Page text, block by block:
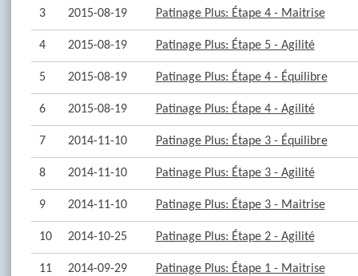
3 2015-08-19 Patinage Plus: Étape 4 - Maitrise
4 2015-08-19 Patinage Plus: Étape 5 - Agilité
5 2015-08-19 Patinage Plus: Étape 4 - Équilibre
6 2015-08-19 Patinage Plus: Étape 4 - Agilité
7 2014-11-10 Patinage Plus: Étape 3 - Équilibre
8 2014-11-10 Patinage Plus: Étape 3 - Agilité
9 2014-11-10 Patinage Plus: Étape 3 - Maitrise
10 2014-10-25 Patinage Plus: Étape 2 - Agilité
11 2014-09-29 Patinage Plus: Étape 1 - Maitrise